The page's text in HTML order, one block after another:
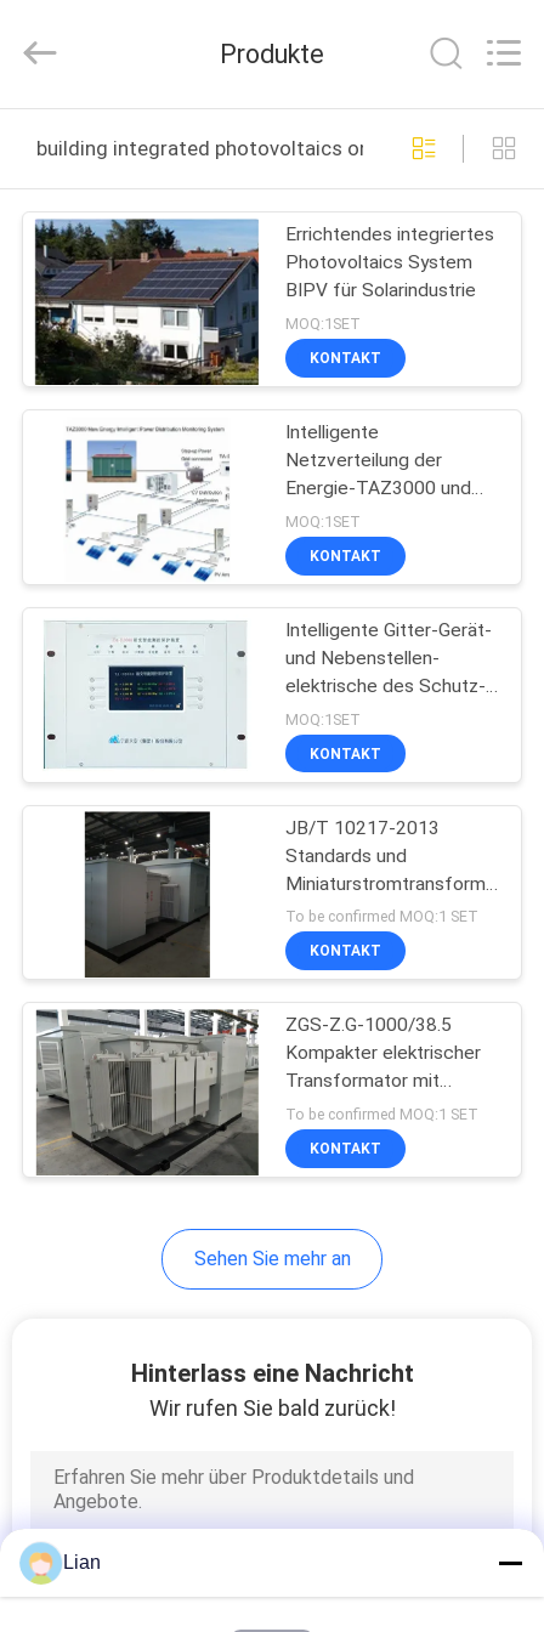
PRODUKTE
VR
SHOW
ÜBER
UNS
FABRIK-
AUSFLUG
QUALITÄTSKONTROLLE
TRETEN
SIE
MIT
VERBINDUNG
NACHRICHTEN
FORDERN
SIE EIN
ZITAT
(Group)
Co.,Ltd..
Reserved.
Produkte
building integrated photovoltaics online manufacture
Errichtendes integriertes
Photovoltaics System
BIPV für Solarindustrie
MOQ:1SET
KONTAKT
Intelligente
Netzverteilung der
Energie-TAZ3000 und
Überwachungsanlage/
MOQ:1SET
KONTAKT
Intelligente Gitter-Gerät-
und Nebenstellen-
elektrische des Schutz-
TA-D3000 Reihe der
System-Prefabriated
MOQ:1SET
KONTAKT
JB/T 10217-2013
Standards und
Miniaturstromtransformator
mit 1000 KVA
Batteriekapazität für
Leistung
To be confirmed MOQ:1 SET
KONTAKT
ZGS-Z.G-1000/38.5
Kompakter elektrischer
Transformator mit
Kurzschlussimpedanz
von 6,81% für
Schwerlast- und
To be confirmed MOQ:1 SET
KONTAKT
Sehen Sie mehr an
Hinterlass eine Nachricht
Wir rufen Sie bald zurück!
Lian